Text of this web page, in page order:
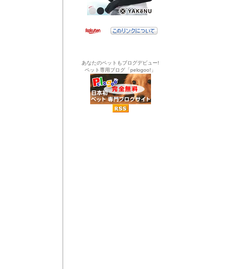
あなたのペットもブログデビュー!
ペット専用ブログ「pelogoo!」